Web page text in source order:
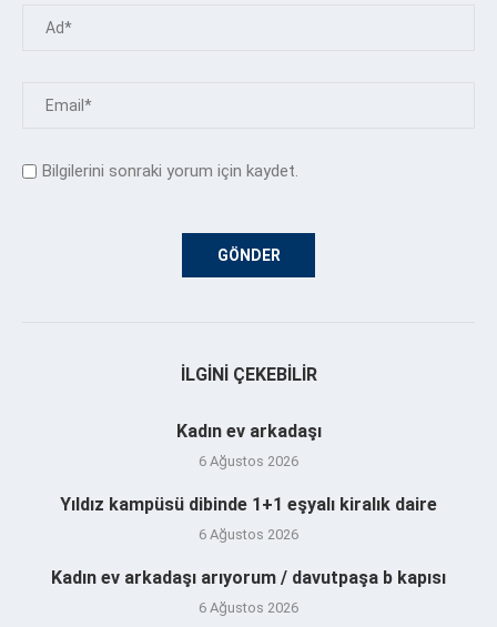
Bilgilerini sonraki yorum için kaydet.
İLGINI ÇEKEBILIR
Kadın ev arkadaşı
6 Ağustos 2026
Yıldız kampüsü dibinde 1+1 eşyalı kiralık daire
6 Ağustos 2026
Kadın ev arkadaşı arıyorum / davutpaşa b kapısı
6 Ağustos 2026